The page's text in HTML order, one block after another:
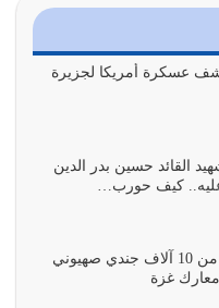
رسول الله معرفة سيرته
اترك القرآن على أصله
أن تكون نقاط الضعف
أخرجت للناس بالنهوض
عسكرة أمريكا لجزيرة
القائد حسين بدر الدين
عليه.. كيف حورب…
صحيفة هآرتس: أكثر من 10 آلاف جندي صهيوني
غزة